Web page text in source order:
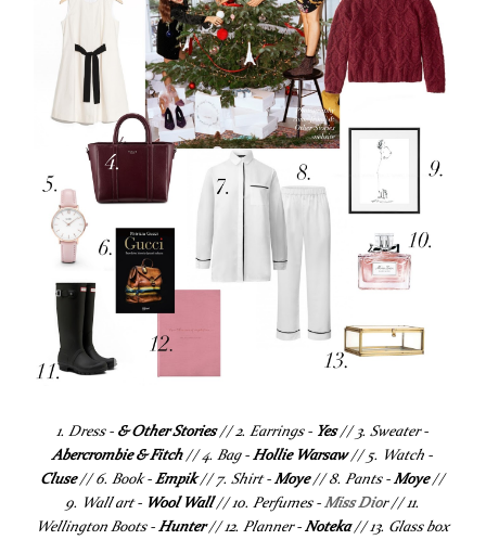
1. Dress - & Other Stories// 2. Earrings - Yes// 3. Sweater -
Abercrombie & Fitch// 4. Bag - Hollie Warsaw// 5. Watch -
Cluse// 6. Book - Empik// 7. Shirt - Moye// 8. Pants - Moye//
9. Wall art - Wool Wall // 10. Perfumes - Miss Dior// 11.
Wellington Boots - Hunter// 12. Planner - Noteka// 13. Glass box